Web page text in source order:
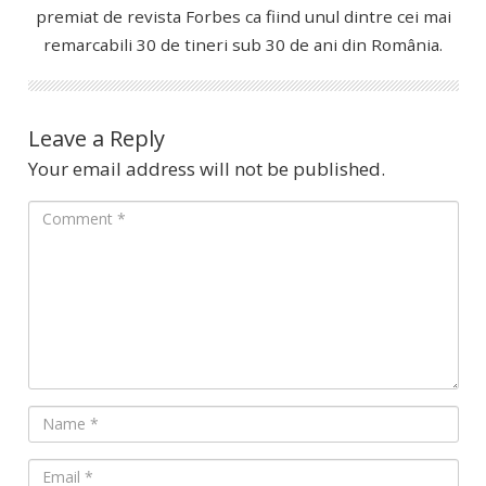
premiat de revista Forbes ca fiind unul dintre cei mai
remarcabili 30 de tineri sub 30 de ani din România.
Leave a Reply
Your email address will not be published.